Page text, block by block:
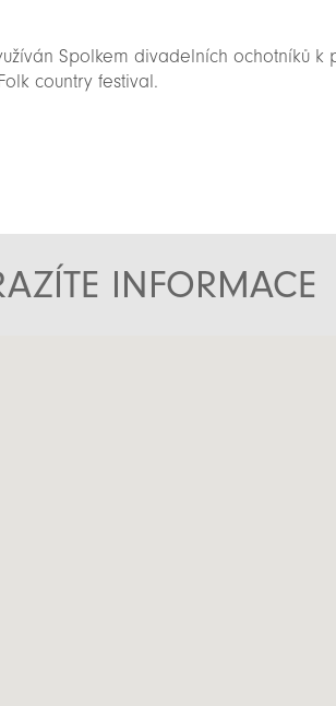
Spolkem divadelních ochotníků k
country festival.
INFORMACE